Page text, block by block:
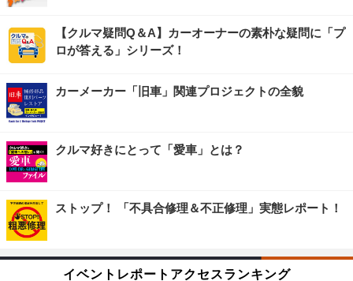
【クルマ疑問Q＆A】カーオーナーの素朴な疑問に「プ
ロが答える」シリーズ！
カーメーカー「旧車」関連プロジェクトの全貌
クルマ好きにとって「愛車」とは？
ストップ！ 「不具合修理＆不正修理」実態レポート！
イベントレポートアクセスランキング